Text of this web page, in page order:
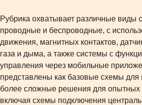
Рубрика охватывает различные виды
проводные и беспроводные, с
движения, магнитных контактов,
газа и дыма, а также системы с
управления через мобильные
представлены как базовые схемы для
более сложные решения для опытных
включая схемы подключения